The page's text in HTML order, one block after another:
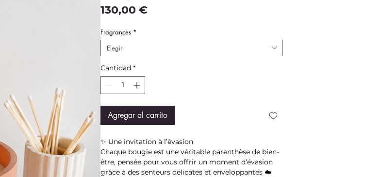
130,00 €Precio
Fragrances *
Elegir
Cantidad *
Agregar al carrito
✨ Une invitation à l’évasion
Chaque bougie est une véritable parenthèse de bien-
être, pensée pour vous offrir un moment d’évasion
grâce à des senteurs délicates et enveloppantes ☁️